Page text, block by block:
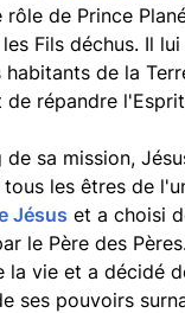
rôle de Prince
Fils déchus. Il
habitants de la
de répandre
de sa mission,
les êtres de
Jésus et a choisi
le Père des
la vie et a décidé
ses pouvoirs